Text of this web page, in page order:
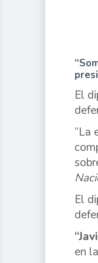
El
“La
El
en